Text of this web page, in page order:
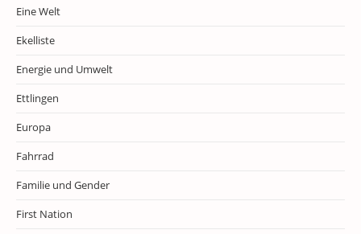
Eine Welt
Ekelliste
Energie und Umwelt
Ettlingen
Europa
Fahrrad
Familie und Gender
First Nation